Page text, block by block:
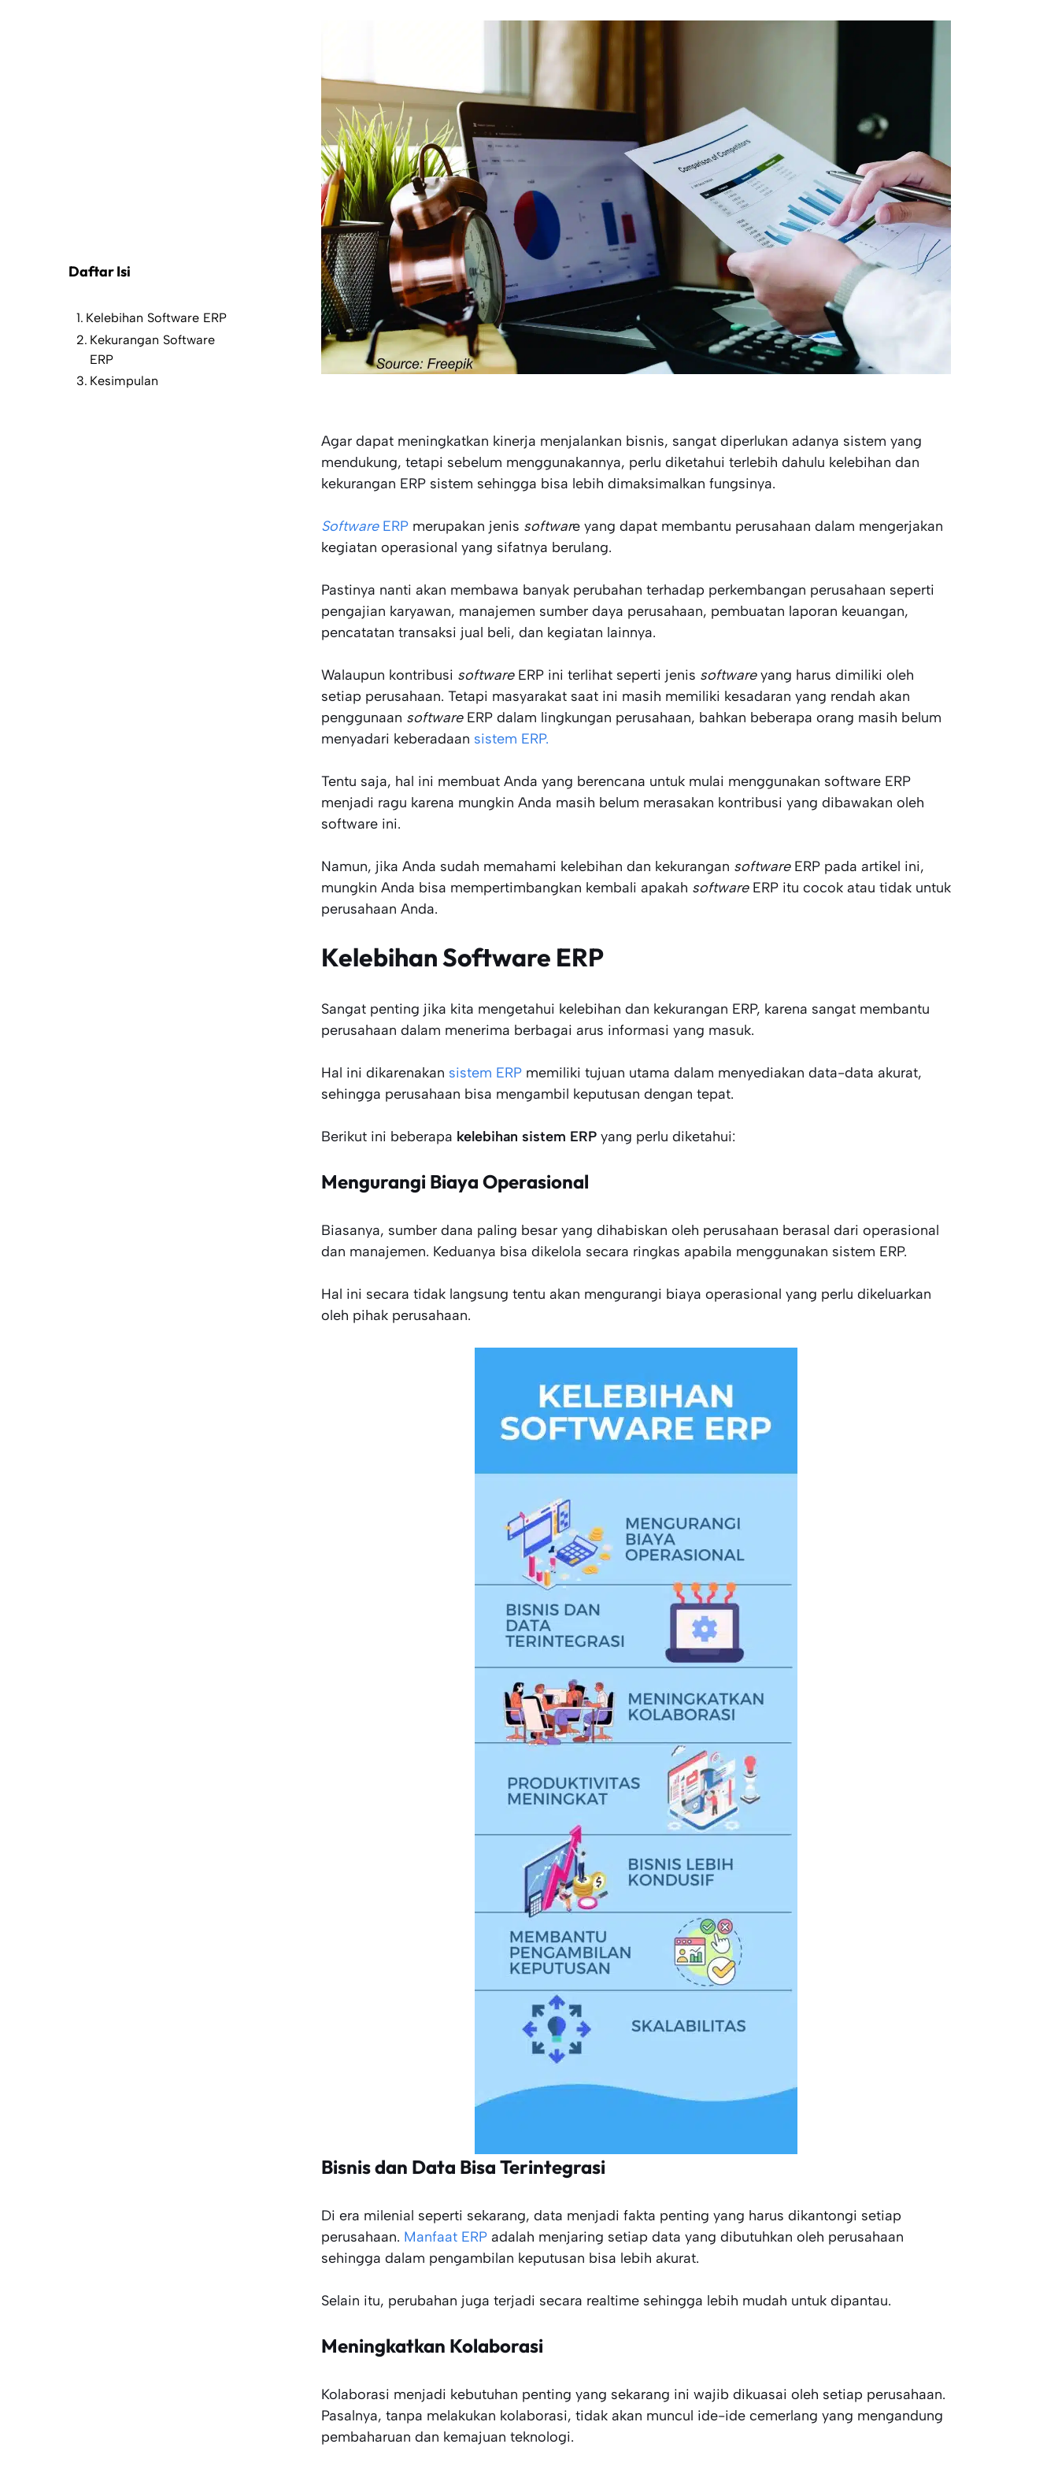
Agar dapat meningkatkan kinerja menjalankan bisnis, sangat diperlukan adanya sistem yang
mendukung, tetapi sebelum menggunakannya, perlu diketahui terlebih dahulu kelebihan dan
kekurangan ERP sistem sehingga bisa lebih dimaksimalkan fungsinya.
Software ERP merupakan jenis software yang dapat membantu perusahaan dalam mengerjakan
kegiatan operasional yang sifatnya berulang.
Pastinya nanti akan membawa banyak perubahan terhadap perkembangan perusahaan seperti
pengajian karyawan, manajemen sumber daya perusahaan, pembuatan laporan keuangan,
pencatatan transaksi jual beli, dan kegiatan lainnya.
Walaupun kontribusi softwareERP ini terlihat seperti jenis softwareyang harus dimiliki oleh
setiap perusahaan. Tetapi masyarakat saat ini masih memiliki kesadaran yang rendah akan
penggunaan softwareERP dalam lingkungan perusahaan, bahkan beberapa orang masih belum
menyadari keberadaan sistem ERP.
Tentu saja, hal ini membuat Anda yang berencana untuk mulai menggunakan software ERP
menjadi ragu karena mungkin Anda masih belum merasakan kontribusi yang dibawakan oleh
software ini.
Namun, jika Anda sudah memahami kelebihan dan kekurangan software ERP pada artikel ini,
mungkin Anda bisa mempertimbangkan kembali apakah softwareERP itu cocok atau tidak untuk
perusahaan Anda.
Kelebihan Software ERP
Sangat penting jika kita mengetahui kelebihan dan kekurangan ERP, karena sangat membantu
perusahaan dalam menerima berbagai arus informasi yang masuk.
Hal ini dikarenakan sistem ERP memiliki tujuan utama dalam menyediakan data-data akurat,
sehingga perusahaan bisa mengambil keputusan dengan tepat.
Berikut ini beberapa kelebihan sistem ERP yang perlu diketahui:
Mengurangi Biaya Operasional
Biasanya, sumber dana paling besar yang dihabiskan oleh perusahaan berasal dari operasional
dan manajemen. Keduanya bisa dikelola secara ringkas apabila menggunakan sistem ERP.
Hal ini secara tidak langsung tentu akan mengurangi biaya operasional yang perlu dikeluarkan
oleh pihak perusahaan.
Bisnis dan Data Bisa Terintegrasi
Di era milenial seperti sekarang, data menjadi fakta penting yang harus dikantongi setiap
perusahaan. Manfaat ERP adalah menjaring setiap data yang dibutuhkan oleh perusahaan
sehingga dalam pengambilan keputusan bisa lebih akurat.
Selain itu, perubahan juga terjadi secara realtime sehingga lebih mudah untuk dipantau.
Meningkatkan Kolaborasi
Kolaborasi menjadi kebutuhan penting yang sekarang ini wajib dikuasai oleh setiap perusahaan.
Pasalnya, tanpa melakukan kolaborasi, tidak akan muncul ide-ide cemerlang yang mengandung
pembaharuan dan kemajuan teknologi.
Daftar Isi
Kelebihan Software ERP
Kekurangan Software
ERP
Kesimpulan